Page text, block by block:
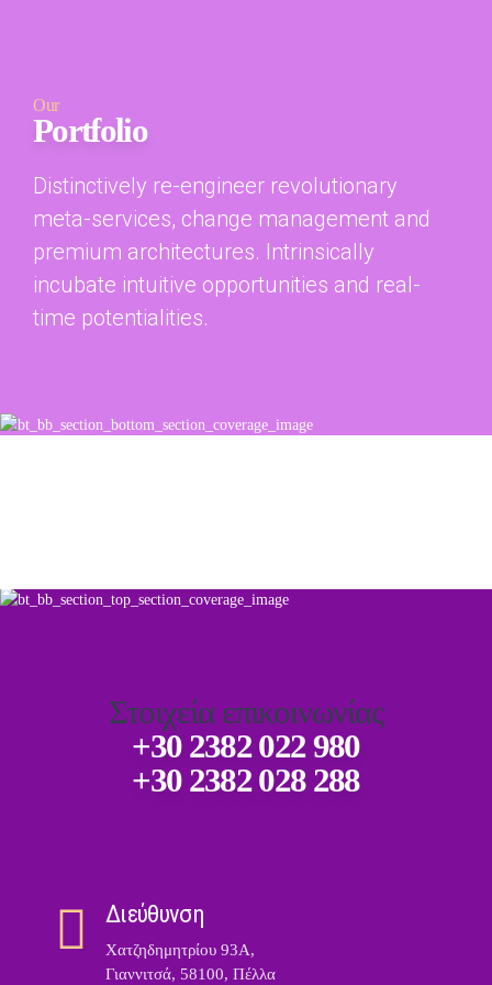
Our
Portfolio
Distinctively re-engineer revolutionary
meta-services, change management and
premium architectures. Intrinsically
incubate intuitive opportunities and real-
time potentialities.
Στοιχεία επικοινωνίας
+30 2382 022 980
+30 2382 028 288
Διεύθυνση
Χατζηδημητρίου 93Α,
Γιαννιτσά, 58100, Πέλλα